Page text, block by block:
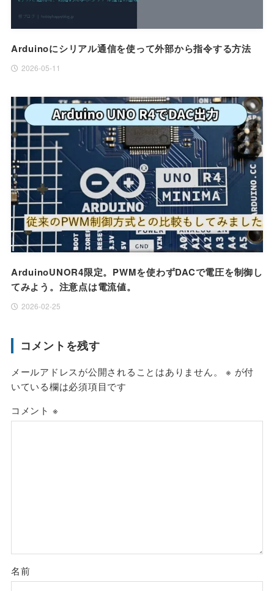
Arduinoにシリアル通信を使って外部から指令する方法
2026-05-11
ArduinoUNOR4限定。PWMを使わずDACで電圧を制御し
てみよう。注意点は電流値。
2026-02-25
コメントを残す
メールアドレスが公開されることはありません。 ※ が付
いている欄は必須項目です
コメント ※
名前